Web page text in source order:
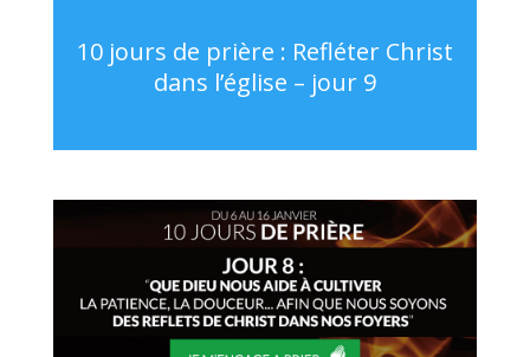
10 jours de prière : Refléter Christ
dans l’église – jour 9